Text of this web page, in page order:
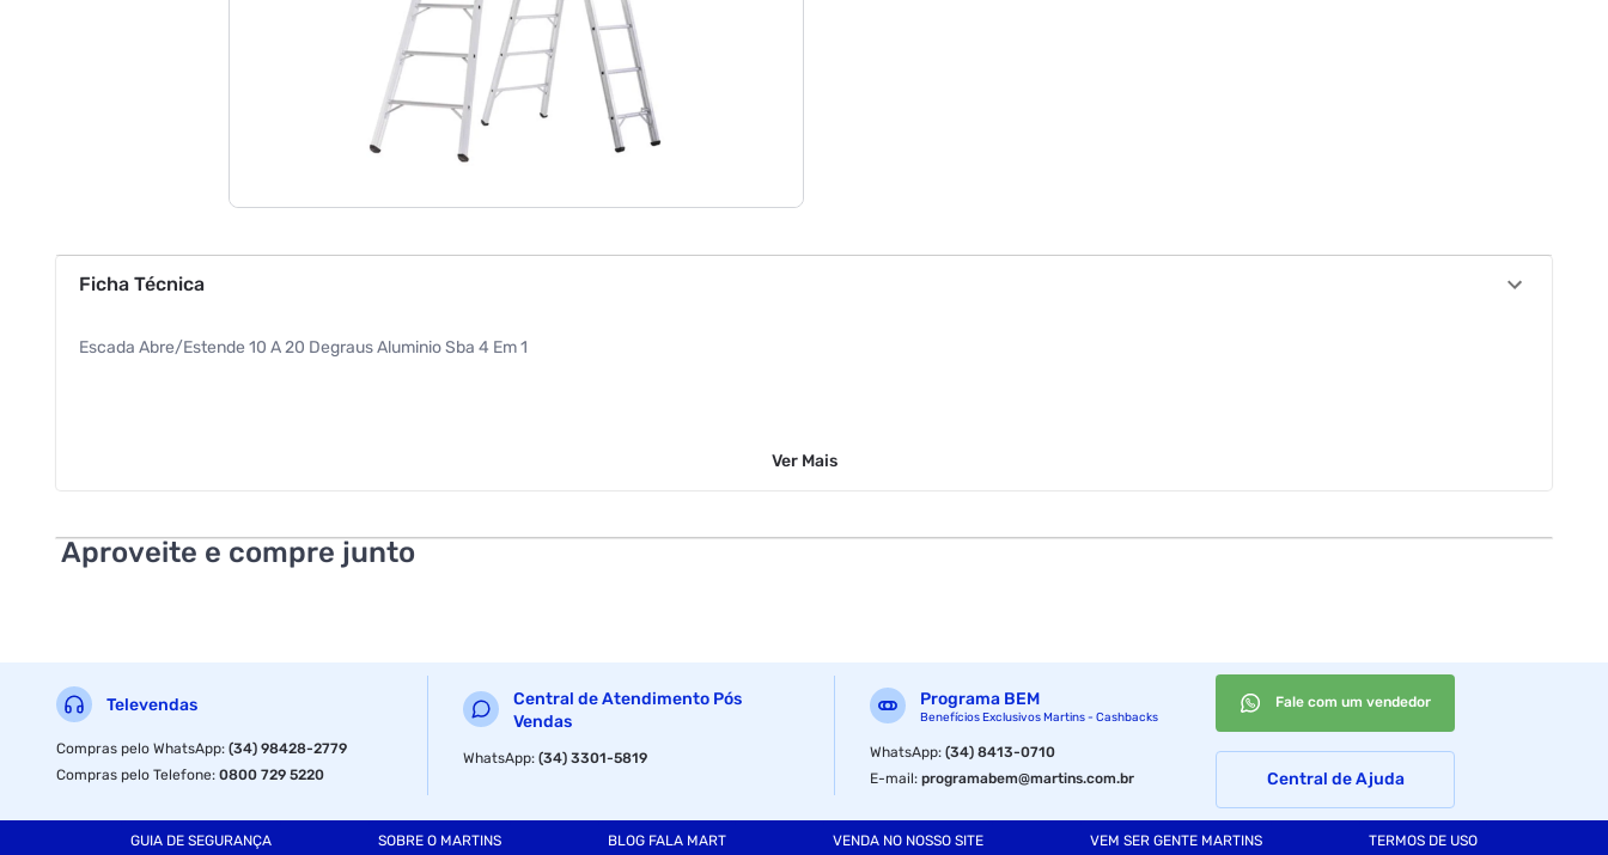
Ficha Técnica
Escada Abre/Estende 10 A 20 Degraus Aluminio Sba 4 Em 1
Ver Mais
Aproveite e compre junto
Televendas
Compras pelo WhatsApp:(34) 98428-2779
Compras pelo Telefone:0800 729 5220
Central de Atendimento Pós
Vendas
WhatsApp:(34) 3301-5819
Programa BEM
Benefícios Exclusivos Martins - Cashbacks
WhatsApp:(34) 8413-0710
E-mail:programabem@martins.com.br
Fale com um vendedor
Central de Ajuda
GUIA DE SEGURANÇA SOBRE O MARTINS BLOG FALA MART VENDA NO NOSSO SITE VEM SER GENTE MARTINS TERMOS DE USO